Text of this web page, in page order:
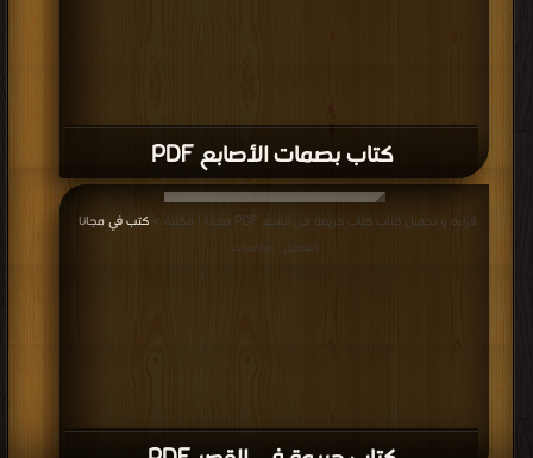
كتاب بصمات الأصابع PDF
قراءة و تحميل كتاب كتاب جريمة فى القصر PDF مجانا | مكتبة > كتب في مجانا
التحميل : مرة/مرات